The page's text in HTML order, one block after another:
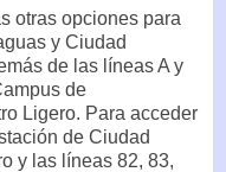
otras opciones para
y Ciudad
de las líneas A y
de
Ligero. Para acceder
de Ciudad
y las líneas 82, 83,